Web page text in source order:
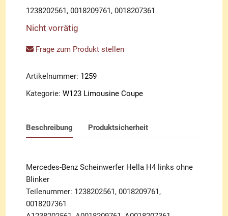
1238202561, 0018209761, 0018207361
Nicht vorrätig
Frage zum Produkt stellen
Artikelnummer: 1259
Kategorie:W123 Limousine Coupe
Beschreibung Produktsicherheit
Mercedes-Benz Scheinwerfer Hella H4 links ohne
Blinker
Teilenummer: 1238202561, 0018209761,
0018207361